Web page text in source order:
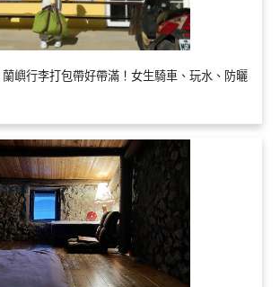
嶼行李打包帶好帶滿！女生騎車、玩水、防曬